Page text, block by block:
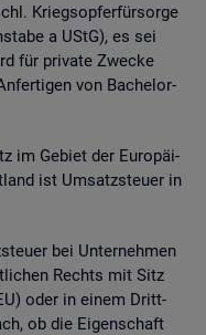
Kriegs­op­fer­für­sor­ge
a UStG), es sei
für pri­va­te Zwe­cke
von Ba­che­lor-
im Ge­biet der Eu­ro­päi­
ist Um­satz­steu­er in
bei Un­ter­neh­men
Rechts mit Sitz
oder in einem Dritt­
ob die Ei­gen­schaft